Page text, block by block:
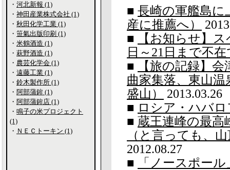
■ 長崎の軍艦島に
産に推薦へ）
■
【お知らせ】
日～21日まで不
■
【旅の記録】
曲家集落、東山
盛山）
2013.03.26
■ ロシア・ハバ
■ 蔵王連峰の最高
（と言っても、
2012.08.27
■
「ノースポー
・ 河北新報 (1)
・ 神田産業株式会社 (1)
・ 秋田化学工業 (1)
・ 笹氣出版印刷 (1)
・ 米鶴酒造 (1)
・ 萩野酒造 (1)
・ 農芸化学会 (1)
・ 遠藤工業 (1)
・ 鈴木製作所 (1)
・ 阿部蒲鉾 (1)
・ 阿部蒲鉾店 (1)
・ 鳴子の米プロジェクト
(1)
・ ＮＥＣトーキン (1)